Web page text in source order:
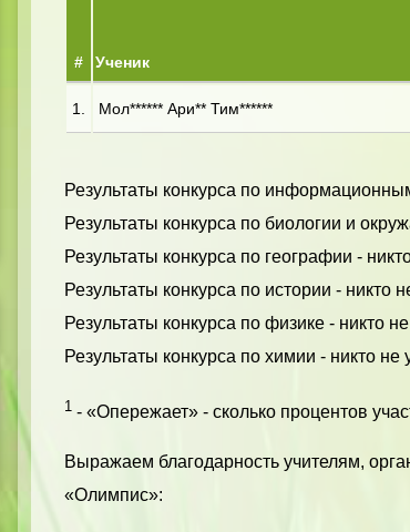
# Ученик
1. Мол****** Ари** Тим******
Результаты конкурса по
Результаты конкурса по биологии и
Результаты конкурса по географии -
Результаты конкурса по истории - никто
Результаты конкурса по физике - никто
Результаты конкурса по химии - никто не
1 - «Опережает» - сколько процентов
Выражаем благодарность учителям,
«Олимпис»: